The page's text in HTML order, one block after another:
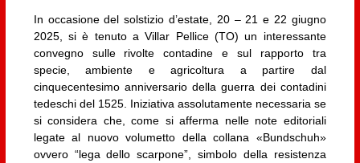
In occasione del solstizio d’estate, 20 – 21 e 22 giugno
2025, si è tenuto a Villar Pellice (TO) un interessante
convegno sulle rivolte contadine e sul rapporto tra
specie, ambiente e agricoltura a partire dal
cinquecentesimo anniversario della guerra dei contadini
tedeschi del 1525. Iniziativa assolutamente necessaria se
si considera che, come si afferma nelle note editoriali
legate al nuovo volumetto della collana «Bundschuh»
ovvero “lega dello scarpone”, simbolo della resistenza